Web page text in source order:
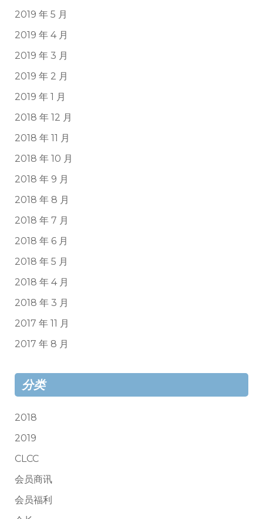
2019 年 5 月
2019 年 4 月
2019 年 3 月
2019 年 2 月
2019 年 1 月
2018 年 12 月
2018 年 11 月
2018 年 10 月
2018 年 9 月
2018 年 8 月
2018 年 7 月
2018 年 6 月
2018 年 5 月
2018 年 4 月
2018 年 3 月
2017 年 11 月
2017 年 8 月
分类
2018
2019
CLCC
会员商讯
会员福利